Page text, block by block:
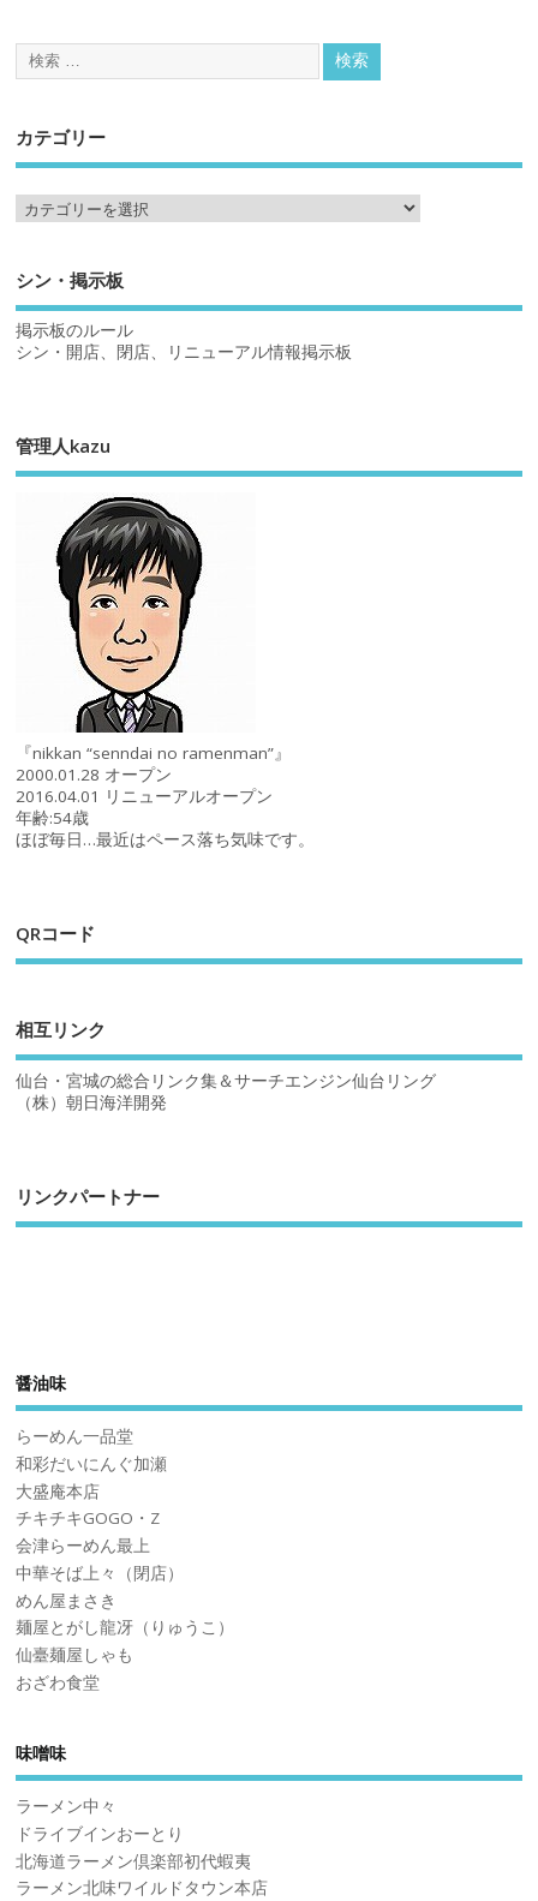
カテゴリー
シン・掲示板
掲示板のルール
シン・開店、閉店、リニューアル情報掲示板
管理人kazu
『nikkan “senndai no ramenman”』
2000.01.28 オープン
2016.04.01 リニューアルオープン
年齢:54歳
ほぼ毎日…最近はペース落ち気味です。
QRコード
相互リンク
仙台・宮城の総合リンク集＆サーチエンジン仙台リング
（株）朝日海洋開発
リンクパートナー
醤油味
らーめん一品堂
和彩だいにんぐ加瀬
大盛庵本店
チキチキGOGO・Z
会津らーめん最上
中華そば上々（閉店）
めん屋まさき
麺屋とがし龍冴（りゅうこ）
仙臺麺屋しゃも
おざわ食堂
味噌味
ラーメン中々
ドライブインおーとり
北海道ラーメン倶楽部初代蝦夷
ラーメン北味ワイルドタウン本店